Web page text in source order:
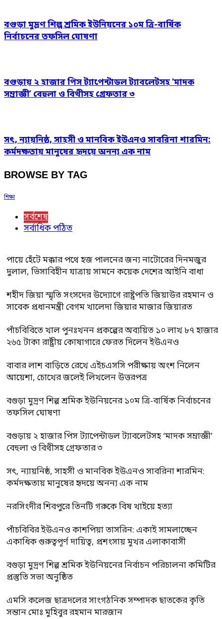
বগুড়া মুদ্রণ শিল্প শ্রমিক ইউনিয়নের ১০ম ত্রি-বার্ষিক
নির্বাচনের তফসিল ঘোষণা
বগুড়ায় ২ হাজার পিস ট্যাপেন্টাডল ট্যাবলেটসহ ‘মাদক
সম্রাজ্ঞী’ বেহুলা ও বিথীসহ গ্রেফতার ৩
সৎ, ন্যায়নিষ্ঠ, সাহসী ও মানবিক ইউএনও সাবরিনা শারমিন:
কর্মদক্ষতায় মানুষের হৃদয়ে অনন্য এক নাম
BROWSE BY TAG
শিক্ষা
সর্বশেষ
সর্বাধিক পঠিত
পায়ে হেঁটে মক্কার পথে হজ পালনের জন্য নাটোরের দিনমজুর
দুলাল, ভিসাবিহীন যাত্রায় সামনে কয়েক দেশের আইনি বাধা
শহীদ জিয়া স্মৃতি সংসদের উদ্যোগে রাষ্ট্রপতি জিয়াউর রহমান ও
সাবেক প্রধানমন্ত্রী বেগম খালেদা জিয়ার মাজার জিয়ারত
পাঁচবিবিতে খাল পুনঃখনন প্রকল্পের অব্যয়িত ১০ লাখ ৮৭ হাজার
২৬৫ টাকা রাষ্ট্রীয় কোষাগারে ফেরত দিলেন ইউএনও
বাবার লাশ বাড়িতে রেখে এইচএসসি পরীক্ষায় অংশ নিলেন
আয়েশা, চোখের জলেই লিখলেন উত্তরপত্র
বগুড়া মুদ্রণ শিল্প শ্রমিক ইউনিয়নের ১০ম ত্রি-বার্ষিক নির্বাচনের
তফসিল ঘোষণা
বগুড়ায় ২ হাজার পিস ট্যাপেন্টাডল ট্যাবলেটসহ ‘মাদক সম্রাজ্ঞী’
বেহুলা ও বিথীসহ গ্রেফতার ৩
সৎ, ন্যায়নিষ্ঠ, সাহসী ও মানবিক ইউএনও সাবরিনা শারমিন:
কর্মদক্ষতায় মানুষের হৃদয়ে অনন্য এক নাম
নরসিংদীর শিবপুরে তিনটি গরুকে বিষ খাইয়ে হত্যা
পাঁচবিবির ইউএনও কাশপিয়া তাসরিন: একাই সামলাচ্ছেন
একাধিক গুরুত্বপূর্ণ দায়িত্ব, প্রশংসায় মুখর এলাকাবাসী
বগুড়া মুদ্রণ শিল্প শ্রমিক ইউনিয়নের নির্বাচন পরিচালনা কমিটির
প্রস্তুতি সভা অনুষ্ঠিত
এমসি কলেজ ছাত্রদলের সাংগঠনিক সম্পাদক ছাতকের কৃতি
সন্তান মোঃ মুহিবুর রহমান মারজান